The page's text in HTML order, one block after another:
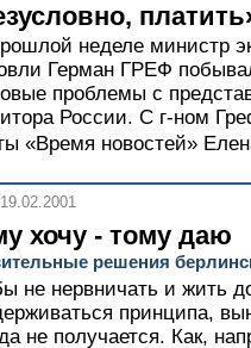
неделе министр
Герман ГРЕФ
проблемы с
России. С г-ном
«Время новостей»
19.02.2001
хочу - тому даю
решения
не нервничать и жить
принципа,
не получается. Как,